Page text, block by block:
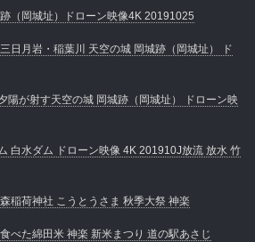
（岡城址）ドローン映像4K 20191025
日月岩・稲葉川 天空の城 岡城跡（岡城址） ド
陽が射す天空の城 岡城跡（岡城址） ドローン映
白水ダム ドローン映像 4K 201910J放流 放水 竹
稲荷神社 こうとうさま 秋季大祭 神楽
べた綿田米 神楽 新米まつり 道の駅あさじ